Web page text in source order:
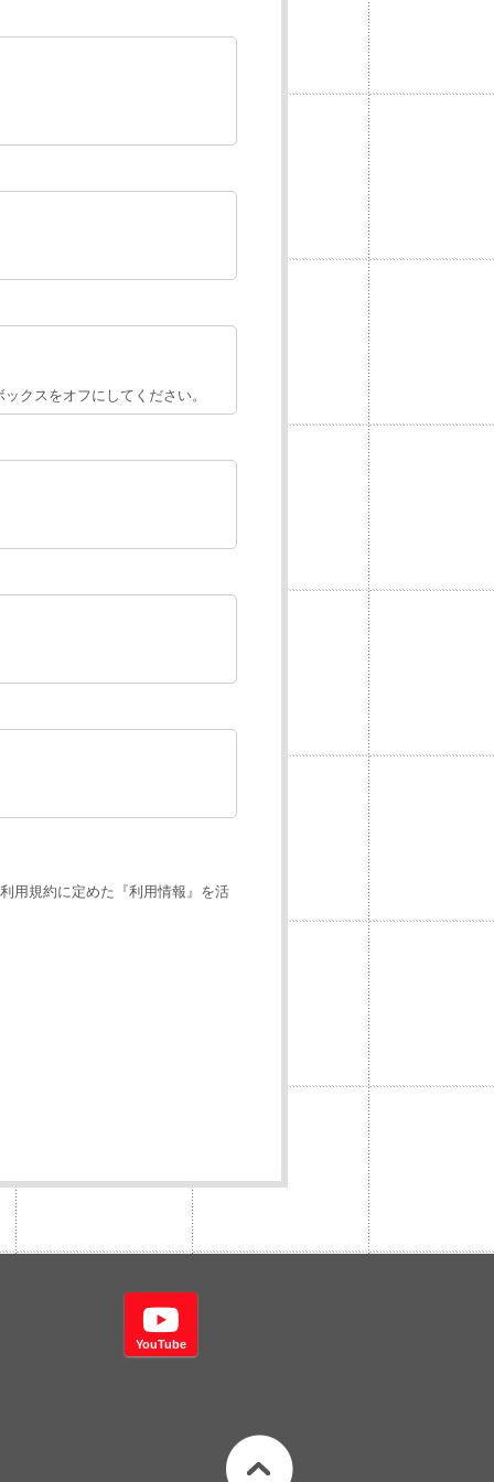
クスをオフにしてください。
用規約に定めた『利用情報』を活
YouTube